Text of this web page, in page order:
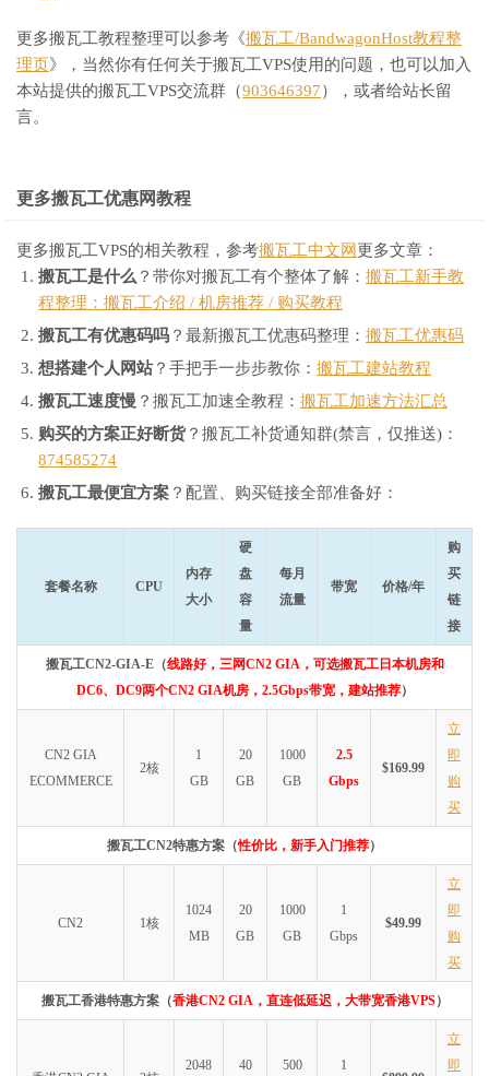
更多搬瓦工教程整理可以参考《搬瓦工/BandwagonHost教程整
理页》，当然你有任何关于搬瓦工VPS使用的问题，也可以加入
本站提供的搬瓦工VPS交流群（903646397），或者给站长留
言。
更多搬瓦工优惠网教程
更多搬瓦工VPS的相关教程，参考搬瓦工中文网 更多文章：
搬瓦工是什么 ？带你对搬瓦工有个整体了解： 搬瓦工新手教
程整理：搬瓦工介绍 / 机房推荐 / 购买教程
搬瓦工有优惠码吗 ？最新搬瓦工优惠码整理： 搬瓦工优惠码
想搭建个人网站？手把手一步步教你： 搬瓦工建站教程
搬瓦工速度慢 ？搬瓦工加速全教程： 搬瓦工加速方法汇总
购买的方案正好断货？搬瓦工补货通知群(禁言，仅推送)：
874585274
搬瓦工最便宜方案 ？配置、购买链接全部准备好：
套餐名称 CPU
内存
大小
硬
盘
容
量
每月
流量
带宽 价格/年
购
买
链
接
搬瓦工CN2-GIA-E（线路好，三网CN2 GIA，可选搬瓦工日本机房和
DC6、DC9两个CN2 GIA机房，2.5Gbps带宽，建站推荐）
CN2 GIA
ECOMMERCE
2核
1
GB
20
GB
1000
GB
2.5
Gbps
$169.99
立
即
购
买
搬瓦工CN2特惠方案（性价比，新手入门推荐）
CN2 1核
1024
MB
20
GB
1000
GB
1
Gbps
$49.99
立
即
购
买
搬瓦工香港特惠方案（香港CN2 GIA，直连低延迟，大带宽香港VPS）
2048
40
500
1
立
即